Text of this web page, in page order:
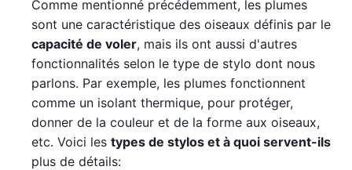
Comme mentionné précédemment, les plumes
sont une caractéristique des oiseaux définis par le
capacité de voler, mais ils ont aussi d'autres
fonctionnalités selon le type de stylo dont nous
parlons. Par exemple, les plumes fonctionnent
comme un isolant thermique, pour protéger,
donner de la couleur et de la forme aux oiseaux,
etc. Voici les types de stylos et à quoi servent-ils
plus de détails: